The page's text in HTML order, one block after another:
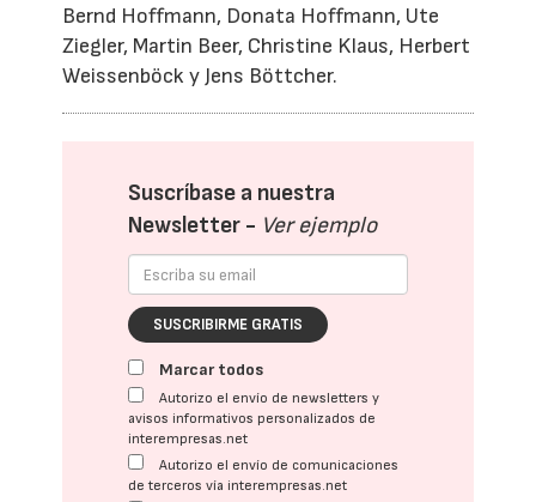
Bernd Hoffmann, Donata Hoffmann, Ute
Ziegler, Martin Beer, Christine Klaus, Herbert
Weissenböck y Jens Böttcher.
Suscríbase a nuestra
Newsletter - Ver ejemplo
SUSCRIBIRME GRATIS
Marcar todos
Autorizo el envío de newsletters y
avisos informativos personalizados de
interempresas.net
Autorizo el envío de comunicaciones
de terceros vía interempresas.net